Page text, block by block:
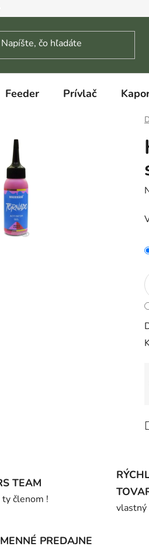
Feeder Prívlač
5
TEAM
ty členom !
vlastný
PREDAJNE